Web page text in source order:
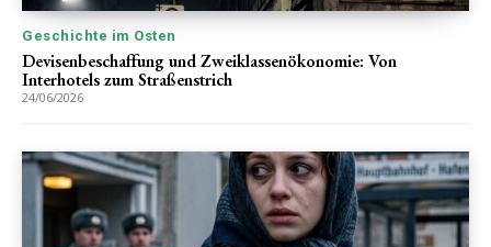
Geschichte im Osten
Devisenbeschaffung und Zweiklassenökonomie: Von
Interhotels zum Straßenstrich
24/06/2026